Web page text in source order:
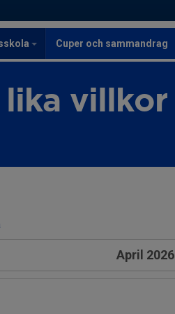
Cuper och sammandrag
villkor
April 2026